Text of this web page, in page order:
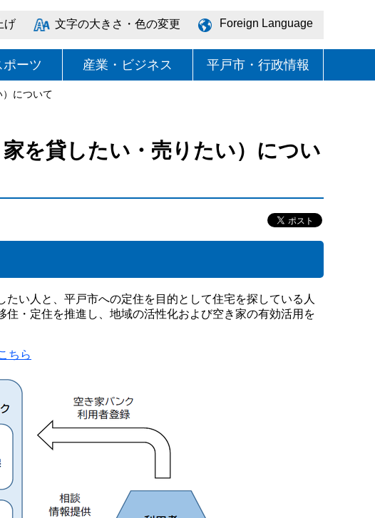
げ 文字の大きさ・色の変更 Foreign Language
ーツ 産業・ビジネス 平戸市・行政情報
について
を貸したい・売りたい）につい
い人と、平戸市への定住を目的として住宅を探している人
・定住を推進し、地域の活性化および空き家の有効活用を
ちら